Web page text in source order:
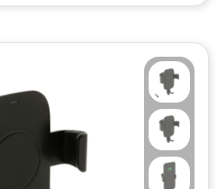
zien hoe een